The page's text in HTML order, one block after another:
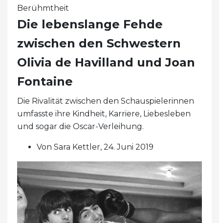
Berühmtheit
Die lebenslange Fehde
zwischen den Schwestern
Olivia de Havilland und Joan
Fontaine
Die Rivalität zwischen den Schauspielerinnen
umfasste ihre Kindheit, Karriere, Liebesleben
und sogar die Oscar-Verleihung.
Von Sara Kettler, 24. Juni 2019